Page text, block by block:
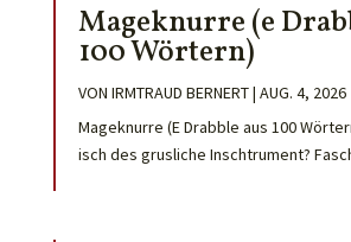
Mageknurre (e
100 Wörtern)
VON IRMTRAUD BERNERT| AUG. 4, 2026
Mageknurre (E Drabble aus 100
isch des grusliche Inschtrument?